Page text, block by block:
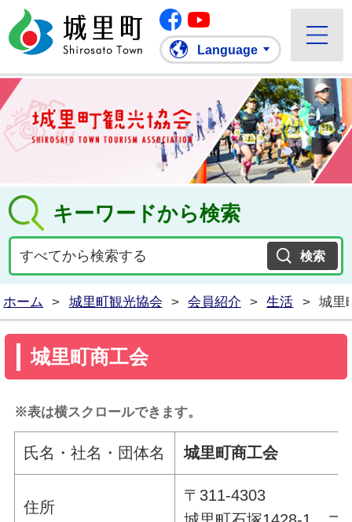
城里町ホームページ
Facebook
Language
キーワードから検索
ホーム > 城里町観光協会 > 会員紹介 > 生活 > 城里
城里町商工会
※表は横スクロールできます。
氏名・社名・団体名 城里町商工会
住所
〒311-4303